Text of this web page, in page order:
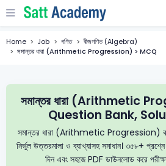
Home Job গণিত
বীজগণিত (Algebra)
সমান্তর ধারা (Arithmetic Progression) > MCQ
সমান্তর ধারা (Arithmetic
Question Bank,
সমান্তর ধারা (Arithmetic Progression)
নির্ভুল উত্তরমালা ও ব্যাখ্যাসহ সমাধান। ৩৫৮+
দিন এবং সহজে PDF ডাউনলোড করে